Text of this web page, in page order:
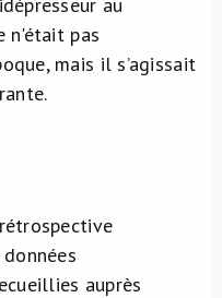
n'était pas
mais il s’agissait
auprès